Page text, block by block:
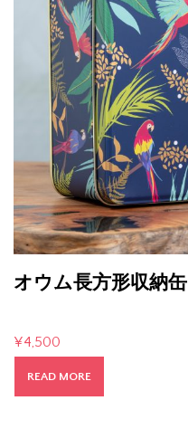
オウム長方形収納缶
¥4,500
READ MORE